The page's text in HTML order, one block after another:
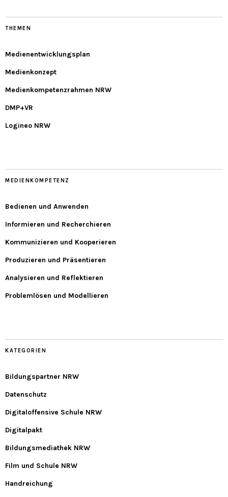
THEMEN
Medienentwicklungsplan
Medienkonzept
Medienkompetenzrahmen NRW
DMP+VR
Logineo NRW
MEDIENKOMPETENZ
Bedienen und Anwenden
Informieren und Recherchieren
Kommunizieren und Kooperieren
Produzieren und Präsentieren
Analysieren und Reflektieren
Problemlösen und Modellieren
KATEGORIEN
Bildungspartner NRW
Datenschutz
Digitaloffensive Schule NRW
Digitalpakt
Bildungsmediathek NRW
Film und Schule NRW
Handreichung